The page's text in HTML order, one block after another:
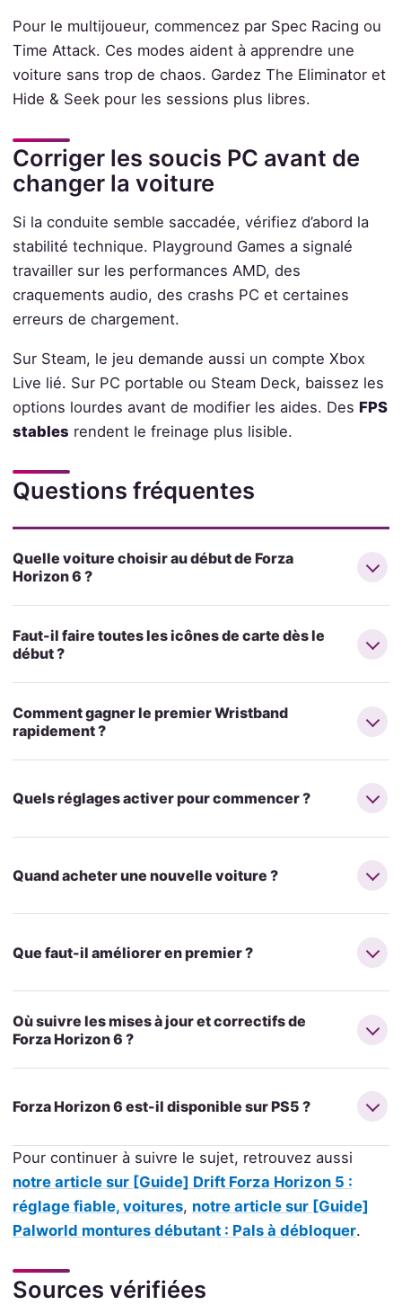
Pour le multijoueur, commencez par Spec Racing ou
Time Attack. Ces modes aident à apprendre une
voiture sans trop de chaos. Gardez The Eliminator et
Hide & Seek pour les sessions plus libres.
Corriger les soucis PC avant de
changer la voiture
Si la conduite semble saccadée, vérifiez d’abord la
stabilité technique. Playground Games a signalé
travailler sur les performances AMD, des
craquements audio, des crashs PC et certaines
erreurs de chargement.
Sur Steam, le jeu demande aussi un compte Xbox
Live lié. Sur PC portable ou Steam Deck, baissez les
options lourdes avant de modifier les aides. Des FPS
stables rendent le freinage plus lisible.
Questions fréquentes
Quelle voiture choisir au début de Forza
Horizon 6 ?
Faut-il faire toutes les icônes de carte dès le
début ?
Comment gagner le premier Wristband
rapidement ?
Quels réglages activer pour commencer ?
Quand acheter une nouvelle voiture ?
Que faut-il améliorer en premier ?
Où suivre les mises à jour et correctifs de
Forza Horizon 6 ?
Forza Horizon 6 est-il disponible sur PS5 ?
Pour continuer à suivre le sujet, retrouvez aussi
notre article sur [Guide] Drift Forza Horizon 5 :
réglage fiable, voitures, notre article sur [Guide]
Palworld montures débutant : Pals à débloquer.
Sources vérifiées